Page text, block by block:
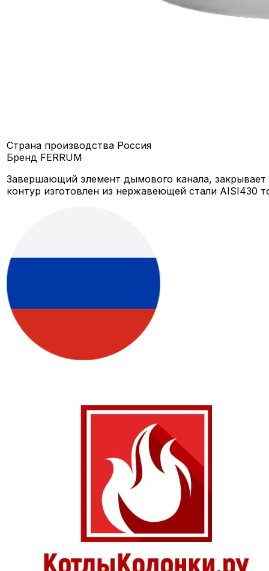
Страна производства Россия
Бренд FERRUM
Завершающий элемент дымового канала,
контур изготовлен из нержавеющей стали AISI430